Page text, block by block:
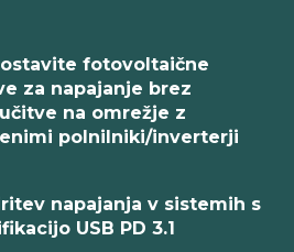
fotovoltaične
za napajanje brez
na omrežje z
polnilniki/inverterji
napajanja v sistemih s
USB PD 3.1